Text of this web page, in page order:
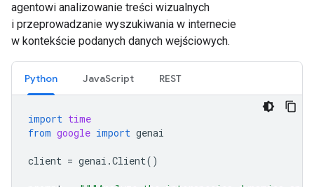
agentowi analizowanie treści wizualnych
i przeprowadzanie wyszukiwania w internecie
w kontekście podanych danych wejściowych.
Python JavaScript REST
import time
from google import genai
client = genai .Client()